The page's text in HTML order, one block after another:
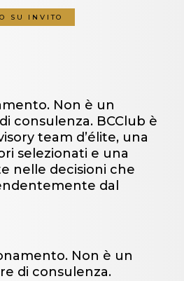
SU INVITO
Non è un
consulenza. BCClub è
team d’élite, una
selezionati e una
nelle decisioni che
dal
Non è un
di consulenza.